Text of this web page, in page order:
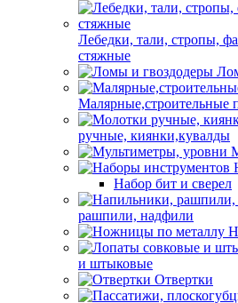
Лебедки, тали, стропы,
стяжные
Малярные,строительные
ручные, киянки,кувалды
Набор бит и сверел
рашпили, надфили
и штыковые
Отвертки